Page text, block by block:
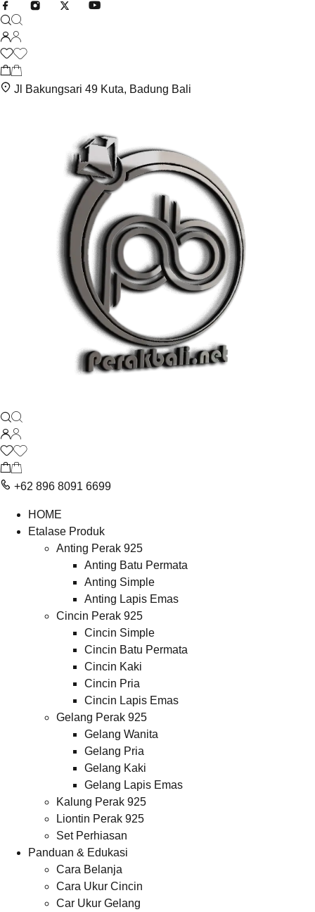
Jl Bakungsari 49 Kuta, Badung Bali
+62 896 8091 6699
HOME
Etalase Produk
Anting Perak 925
Anting Batu Permata
Anting Simple
Anting Lapis Emas
Cincin Perak 925
Cincin Simple
Cincin Batu Permata
Cincin Kaki
Cincin Pria
Cincin Lapis Emas
Gelang Perak 925
Gelang Wanita
Gelang Pria
Gelang Kaki
Gelang Lapis Emas
Kalung Perak 925
Liontin Perak 925
Set Perhiasan
Panduan & Edukasi
Cara Belanja
Cara Ukur Cincin
Car Ukur Gelang